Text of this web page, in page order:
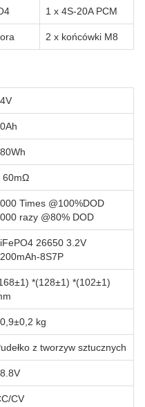
1 x 4S-20A PCM
2 x końcówki M8
60mΩ
Times @100%DOD
razy @80% DOD
26650 3.2V
8S7P
*(128±1) *(102±1)
kg
z tworzyw sztucznych
CV